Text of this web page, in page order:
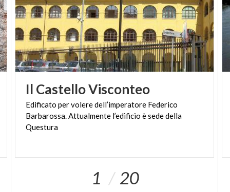
Il CastelloVisconteo
Edificato per volere dell’imperatore Federico
Barbarossa. Attualmente l’edificio è sede della
Questura
1 20